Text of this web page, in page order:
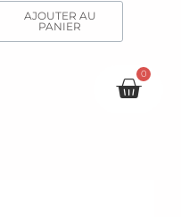
AJOUTER AU
PANIER
0